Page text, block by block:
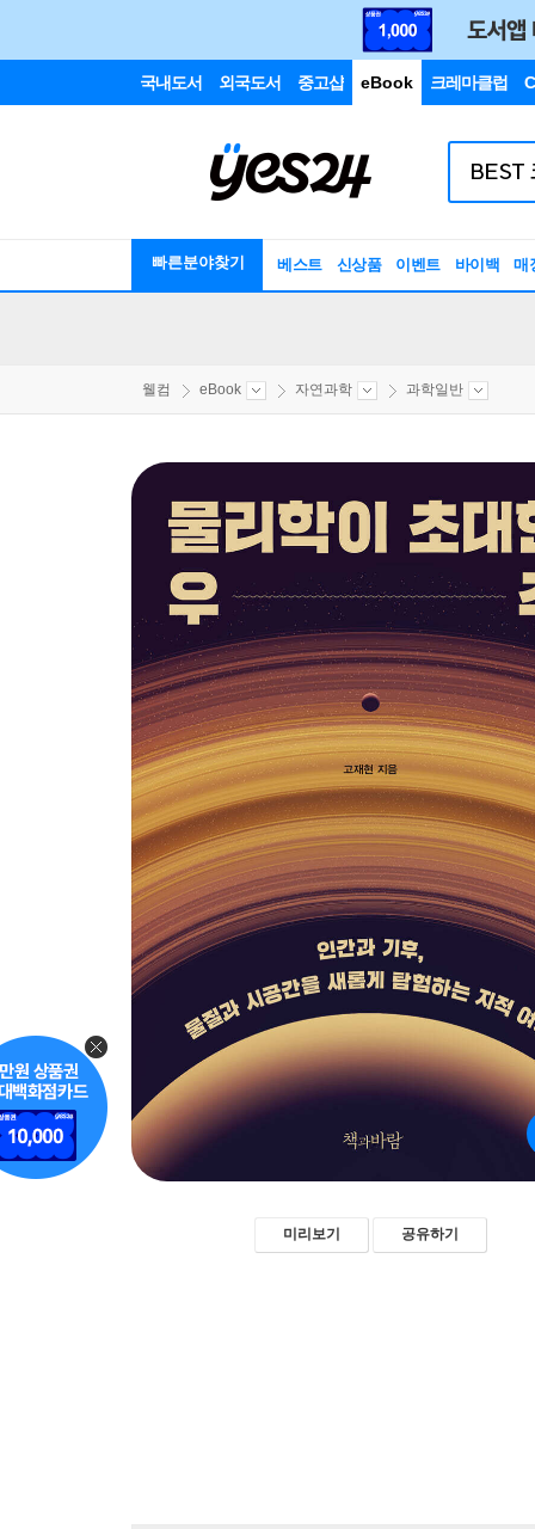
국내도서 외국도서 중고샵 eBook 크레마클럽
빠른분야찾기 베스트 신상품 이벤트 바이백 매
웰컴 eBook 자연과학 과학일반
미리보기 공유하기